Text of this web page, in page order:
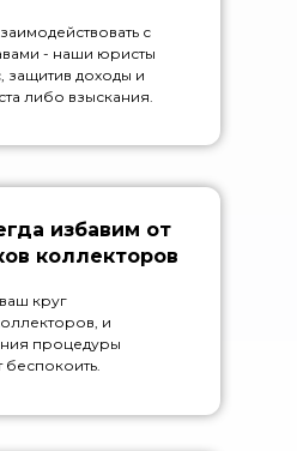
с
- наши юристы
защитив доходы и
либо взыскания.
избавим от
коллекторов
круг
и
процедуры
беспокоить.